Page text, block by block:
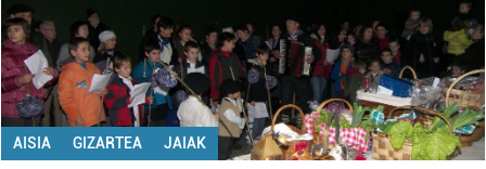
AISIA GIZARTEA JAIAK